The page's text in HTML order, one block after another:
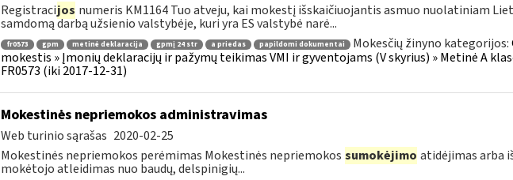
Registracijos numeris KM1164 Tuo atveju, kai mokestį išskaičiuojantis asmuo nuolatiniam
samdomą darbą užsienio valstybėje, kuri yra ES valstybė narė...
fr0573 gpm metinė deklaracija gpmį 24 str a priedas papildomi dokumentai Mokesčių žinyno kategorijos:
mokestis » Įmonių deklaracijų ir pažymų teikimas VMI ir gyventojams (V skyrius) » Metinė A
FR0573 (iki 2017-12-31)
Mokestinės nepriemokos administravimas
Web turinio sąrašas 2020-02-25
Mokestinės nepriemokos perėmimas Mokestinės nepriemokos sumokėjimo atidėjimas arba
mokėtojo atleidimas nuo baudų, delspinigių...